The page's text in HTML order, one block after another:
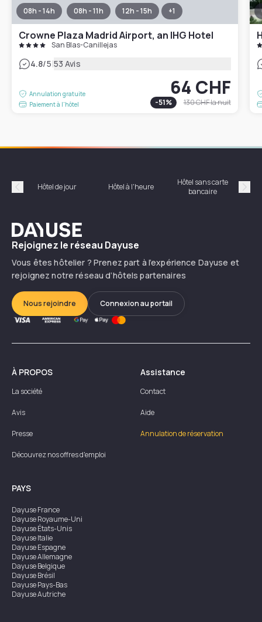
08h - 14h 08h - 11h 12h - 15h +1
Crowne Plaza Madrid Airport, an IHG Hotel
San Blas-Canillejas
4.8/5|53 Avis
Annulation gratuite
Paiement à l'hôtel
64 CHF
-51% 130 CHFla nuit
Précédent
Hôtel de jour Hôtel à l'heure
Hôtel sans carte
bancaire
Dayuse
Rejoignez le réseau Dayuse
Vous êtes hôtelier ? Prenez part à l’expérience Dayuse et
rejoignez notre réseau d’hôtels partenaires
Nous rejoindre Connexion au portail
À PROPOS
La société
Avis
Presse
Découvrez nos offres d'emploi
Assistance
Contact
Aide
Annulation de réservation
PAYS
DayuseFrance
DayuseRoyaume-Uni
DayuseÉtats-Unis
DayuseItalie
DayuseEspagne
DayuseAllemagne
DayuseBelgique
DayuseBrésil
DayusePays-Bas
DayuseAutriche